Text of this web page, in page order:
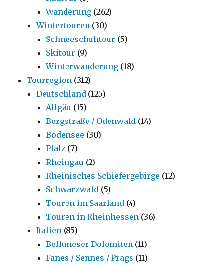
Wanderung (262)
Wintertouren (30)
Schneeschuhtour (5)
Skitour (9)
Winterwanderung (18)
Tourregion (312)
Deutschland (125)
Allgäu (15)
Bergstraße / Odenwald (14)
Bodensee (30)
Pfalz (7)
Rheingau (2)
Rheinisches Schiefergebirge (12)
Schwarzwald (5)
Touren im Saarland (4)
Touren in Rheinhessen (36)
Italien (85)
Belluneser Dolomiten (11)
Fanes / Sennes / Prags (11)